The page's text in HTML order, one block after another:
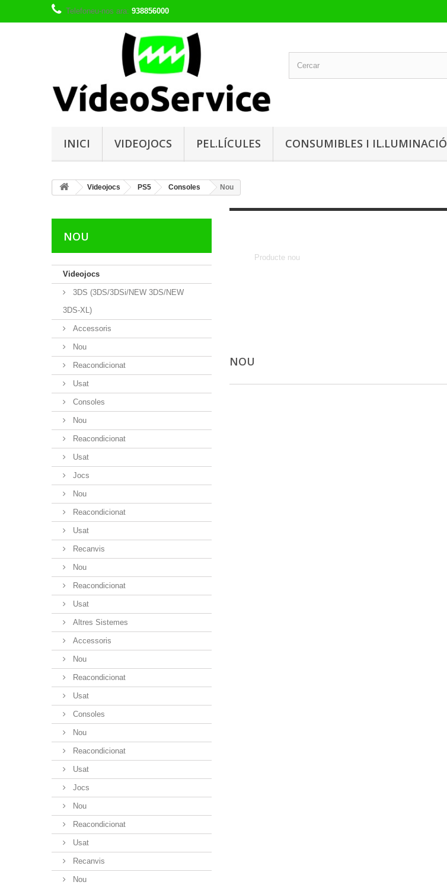
Telefoneu-nos ara: 938856000
INICI VIDEOJOCS PEL.LÍCULES CONSUMIBLES I IL.LUMINACIÓ
Videojocs PS5 Consoles Nou
NOU
Videojocs
3DS (3DS/3DSi/NEW 3DS/NEW
3DS-XL)
Accessoris
Nou
Reacondicionat
Usat
Consoles
Nou
Reacondicionat
Usat
Jocs
Nou
Reacondicionat
Usat
Recanvis
Nou
Reacondicionat
Usat
Altres Sistemes
Accessoris
Nou
Reacondicionat
Usat
Consoles
Nou
Reacondicionat
Usat
Jocs
Nou
Reacondicionat
Usat
Recanvis
Nou
Producte nou
NOU